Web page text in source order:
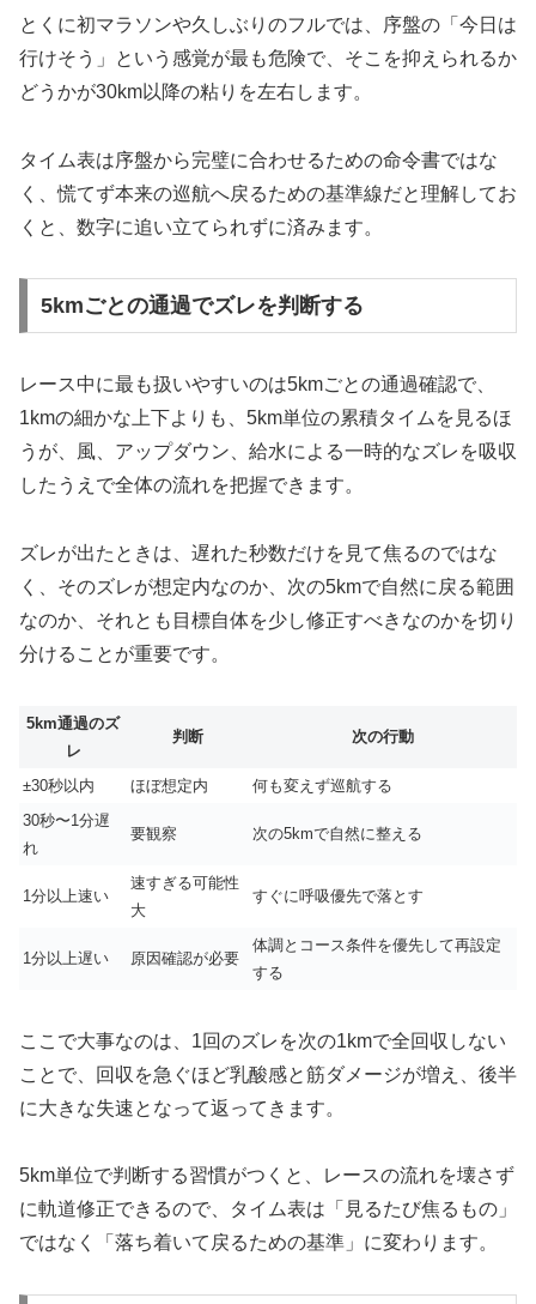
とくに初マラソンや久しぶりのフルでは、序盤の「今日は
行けそう」という感覚が最も危険で、そこを抑えられるか
どうかが30km以降の粘りを左右します。
タイム表は序盤から完璧に合わせるための命令書ではな
く、慌てず本来の巡航へ戻るための基準線だと理解してお
くと、数字に追い立てられずに済みます。
5kmごとの通過でズレを判断する
レース中に最も扱いやすいのは5kmごとの通過確認で、
1kmの細かな上下よりも、5km単位の累積タイムを見るほ
うが、風、アップダウン、給水による一時的なズレを吸収
したうえで全体の流れを把握できます。
ズレが出たときは、遅れた秒数だけを見て焦るのではな
く、そのズレが想定内なのか、次の5kmで自然に戻る範囲
なのか、それとも目標自体を少し修正すべきなのかを切り
分けることが重要です。
5km通過のズ
レ
判断 次の行動
±30秒以内 ほぼ想定内
何も変えず巡航する
30秒〜1分遅
れ
要観察 次の5kmで自然に整える
1分以上速い
速すぎる可能性
大
すぐに呼吸優先で落とす
1分以上遅い 原因確認が必要
体調とコース条件を優先して再設定
する
ここで大事なのは、1回のズレを次の1kmで全回収しない
ことで、回収を急ぐほど乳酸感と筋ダメージが増え、後半
に大きな失速となって返ってきます。
5km単位で判断する習慣がつくと、レースの流れを壊さず
に軌道修正できるので、タイム表は「見るたび焦るもの」
ではなく「落ち着いて戻るための基準」に変わります。